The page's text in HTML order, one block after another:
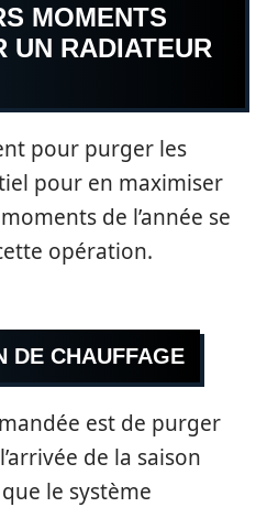
MOMENTS
UN RADIATEUR
pour purger les
pour en maximiser
de l’année se
opération.
DE CHAUFFAGE
est de purger
de la saison
le système